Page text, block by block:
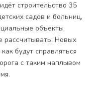
строительство 35
садов и больниц,
объекты
рассчитывать. Новых
будут справляться
с таким наплывом